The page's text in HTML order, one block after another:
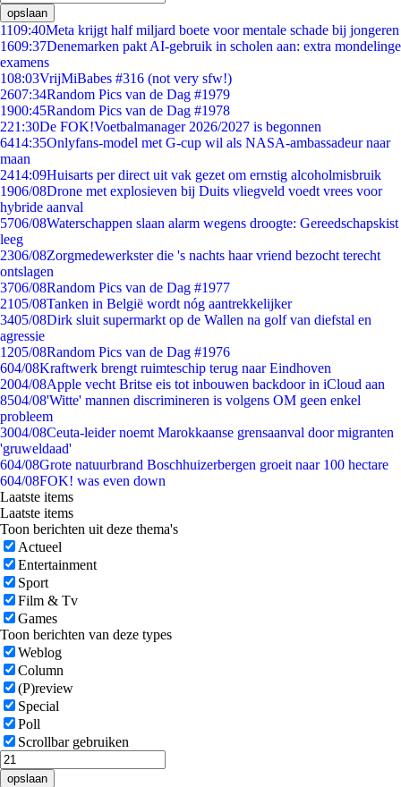
opslaan
1109:40Meta krijgt half miljard boete voor mentale schade bij jongeren
1609:37Denemarken pakt AI-gebruik in scholen aan: extra mondelinge
examens
108:03VrijMiBabes #316 (not very sfw!)
2607:34Random Pics van de Dag #1979
1900:45Random Pics van de Dag #1978
221:30De FOK!Voetbalmanager 2026/2027 is begonnen
6414:35Onlyfans-model met G-cup wil als NASA-ambassadeur naar
maan
2414:09Huisarts per direct uit vak gezet om ernstig alcoholmisbruik
1906/08Drone met explosieven bij Duits vliegveld voedt vrees voor
hybride aanval
5706/08Waterschappen slaan alarm wegens droogte: Gereedschapskist
leeg
2306/08Zorgmedewerkster die 's nachts haar vriend bezocht terecht
ontslagen
3706/08Random Pics van de Dag #1977
2105/08Tanken in België wordt nóg aantrekkelijker
3405/08Dirk sluit supermarkt op de Wallen na golf van diefstal en
agressie
1205/08Random Pics van de Dag #1976
604/08Kraftwerk brengt ruimteschip terug naar Eindhoven
2004/08Apple vecht Britse eis tot inbouwen backdoor in iCloud aan
8504/08'Witte' mannen discrimineren is volgens OM geen enkel
probleem
3004/08Ceuta-leider noemt Marokkaanse grensaanval door migranten
'gruweldaad'
604/08Grote natuurbrand Boschhuizerbergen groeit naar 100 hectare
604/08FOK! was even down
Laatste items
Laatste items
Toon berichten uit deze thema's
Actueel
Entertainment
Sport
Film & Tv
Games
Toon berichten van deze types
Weblog
Column
(P)review
Special
Poll
Scrollbar gebruiken
opslaan